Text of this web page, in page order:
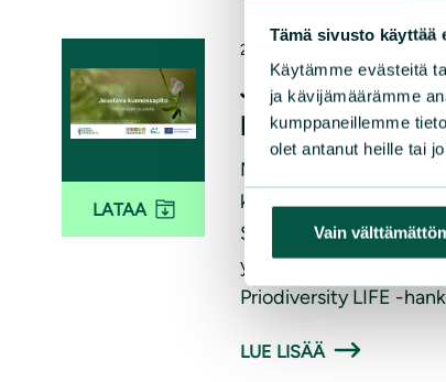
Tämä sivusto käyttää
Käytämme evästeitä
ja kävijämäärämme
kumppaneillemme
olet antanut heille tai
Vain
LATAA
2025
Joustava
koulutus
Maarit Voimanen (SLL)
kunnossapidosta sekä
Suomen
yhteistyökaupungin,
Priodiversity LIFE -
LUE LISÄÄ